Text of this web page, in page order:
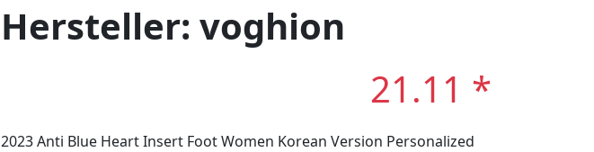
Hersteller: voghion
21.11 *
2023 Anti Blue Heart Insert Foot Women Korean Version Personalized